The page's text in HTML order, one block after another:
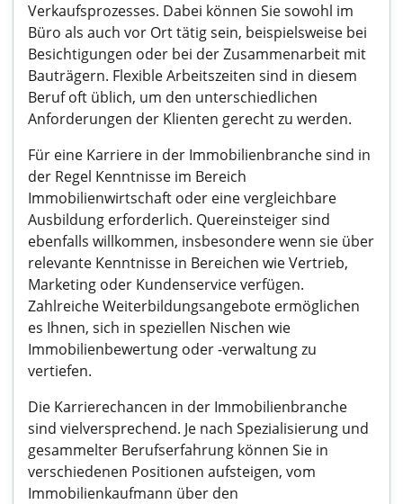
Verkaufsprozesses. Dabei können Sie sowohl im
Büro als auch vor Ort tätig sein, beispielsweise bei
Besichtigungen oder bei der Zusammenarbeit mit
Bauträgern. Flexible Arbeitszeiten sind in diesem
Beruf oft üblich, um den unterschiedlichen
Anforderungen der Klienten gerecht zu werden.
Für eine Karriere in der Immobilienbranche sind in
der Regel Kenntnisse im Bereich
Immobilienwirtschaft oder eine vergleichbare
Ausbildung erforderlich. Quereinsteiger sind
ebenfalls willkommen, insbesondere wenn sie über
relevante Kenntnisse in Bereichen wie Vertrieb,
Marketing oder Kundenservice verfügen.
Zahlreiche Weiterbildungsangebote ermöglichen
es Ihnen, sich in speziellen Nischen wie
Immobilienbewertung oder -verwaltung zu
vertiefen.
Die Karrierechancen in der Immobilienbranche
sind vielversprechend. Je nach Spezialisierung und
gesammelter Berufserfahrung können Sie in
verschiedenen Positionen aufsteigen, vom
Immobilienkaufmann über den